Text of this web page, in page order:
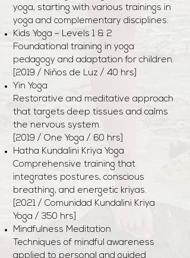
yoga, starting with various trainings in
yoga and complementary disciplines:
Kids Yoga – Levels 1 & 2
Foundational training in yoga
pedagogy and adaptation for children.
[2019 / Niños de Luz / 40 hrs]
Yin Yoga
Restorative and meditative approach
that targets deep tissues and calms
the nervous system.
[2019 / One Yoga / 60 hrs]
Hatha Kundalini Kriya Yoga
Comprehensive training that
integrates postures, conscious
breathing, and energetic kriyas.
[2021 / Comunidad Kundalini Kriya
Yoga / 350 hrs]
Mindfulness Meditation
Techniques of mindful awareness
applied to personal and guided